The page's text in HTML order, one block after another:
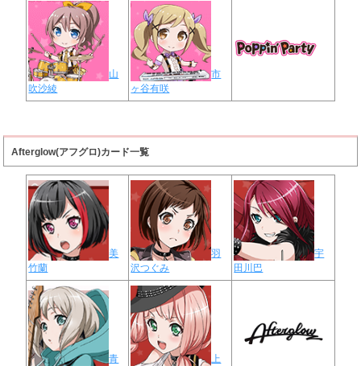
山
吹沙綾
市
ヶ谷有咲
Afterglow(アフグロ)カード一覧
美
竹蘭
羽
沢つぐみ
宇
田川巴
青
上